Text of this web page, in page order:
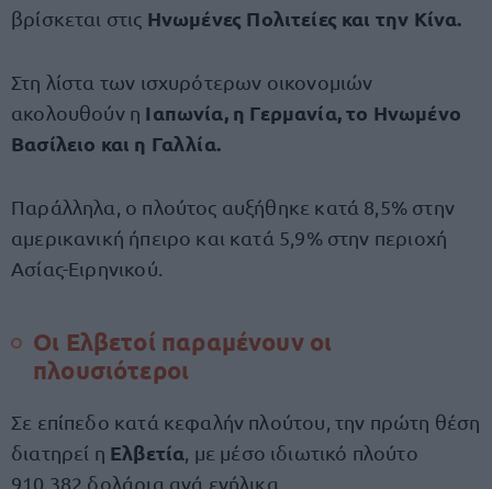
βρίσκεται στις Ηνωμένες Πολιτείες και την Κίνα.
Στη λίστα των ισχυρότερων οικονομιών
ακολουθούν η Ιαπωνία, η Γερμανία, το Ηνωμένο
Βασίλειο και η Γαλλία.
Παράλληλα, ο πλούτος αυξήθηκε κατά 8,5% στην
αμερικανική ήπειρο και κατά 5,9% στην περιοχή
Ασίας-Ειρηνικού.
Οι Ελβετοί παραμένουν οι
πλουσιότεροι
Σε επίπεδο κατά κεφαλήν πλούτου, την πρώτη θέση
διατηρεί η Ελβετία , με μέσο ιδιωτικό πλούτο
910.382 δολάρια ανά ενήλικα.